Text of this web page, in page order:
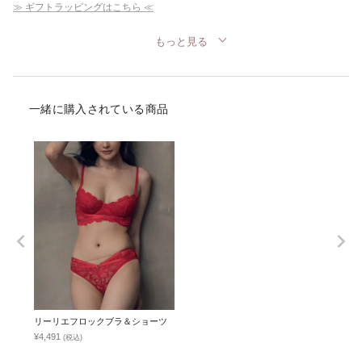
≫ ギフトラッピングはこちら ≪
もっと見る
一緒に購入されている商品
リーリエフロックブラ＆ショーツ
¥4,491 (税込)